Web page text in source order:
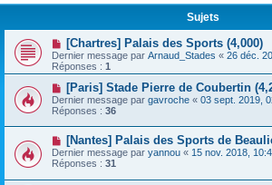
Sujets
[Chartres] Palais des Sports (4,000)
Dernier message par Arnaud_Stades « 26 déc.
Réponses : 1
[Paris] Stade Pierre de Coubertin
Dernier message par gavroche « 03 sept. 2019,
Réponses : 36
[Nantes] Palais des Sports de
Dernier message par yannou « 15 nov. 2018,
Réponses : 31